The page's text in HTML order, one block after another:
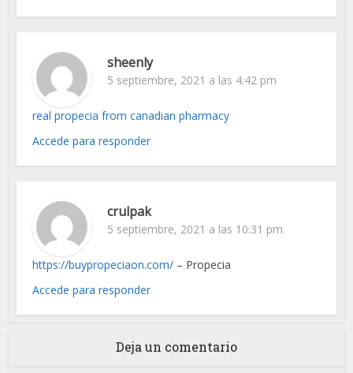
sheenly
5 septiembre, 2021 a las 4:42 pm
real propecia from canadian pharmacy
Accede para responder
crulpak
5 septiembre, 2021 a las 10:31 pm
https://buypropeciaon.com/ – Propecia
Accede para responder
Deja un comentario